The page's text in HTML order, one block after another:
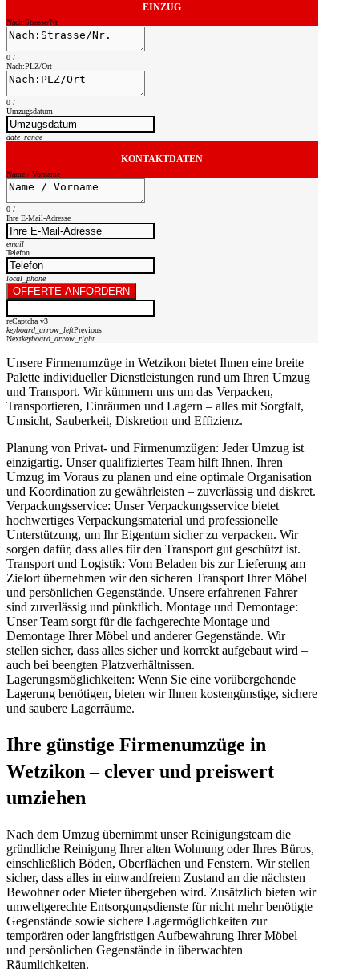
EINZUG
Nach:Strasse/Nr.
0 /
Nach:PLZ/Ort
0 /
Umzugsdatum
date_range
KONTAKTDATEN
Name / Vorname
0 /
Ihre E-Mail-Adresse
email
Telefon
local_phone
OFFERTE ANFORDERN
reCaptcha v3
keyboard_arrow_leftPrevious
Nextkeyboard_arrow_right
Unsere Firmenumzüge in Wetzikon bietet Ihnen eine breite
Palette individueller Dienstleistungen rund um Ihren Umzug
und Transport. Wir kümmern uns um das Verpacken,
Transportieren, Einräumen und Lagern – alles mit Sorgfalt,
Umsicht, Sauberkeit, Diskretion und Effizienz.
Planung von Privat- und Firmenumzügen: Jeder Umzug ist
einzigartig. Unser qualifiziertes Team hilft Ihnen, Ihren
Umzug im Voraus zu planen und eine optimale Organisation
und Koordination zu gewährleisten – zuverlässig und diskret.
Verpackungsservice: Unser Verpackungsservice bietet
hochwertiges Verpackungsmaterial und professionelle
Unterstützung, um Ihr Eigentum sicher zu verpacken. Wir
sorgen dafür, dass alles für den Transport gut geschützt ist.
Transport und Logistik: Vom Beladen bis zur Lieferung am
Zielort übernehmen wir den sicheren Transport Ihrer Möbel
und persönlichen Gegenstände. Unsere erfahrenen Fahrer
sind zuverlässig und pünktlich. Montage und Demontage:
Unser Team sorgt für die fachgerechte Montage und
Demontage Ihrer Möbel und anderer Gegenstände. Wir
stellen sicher, dass alles sicher und korrekt aufgebaut wird –
auch bei beengten Platzverhältnissen.
Lagerungsmöglichkeiten: Wenn Sie eine vorübergehende
Lagerung benötigen, bieten wir Ihnen kostengünstige, sichere
und saubere Lagerräume.
Ihre günstige Firmenumzüge in
Wetzikon – clever und preiswert
umziehen
Nach dem Umzug übernimmt unser Reinigungsteam die
gründliche Reinigung Ihrer alten Wohnung oder Ihres Büros,
einschließlich Böden, Oberflächen und Fenstern. Wir stellen
sicher, dass alles in einwandfreiem Zustand an die nächsten
Bewohner oder Mieter übergeben wird. Zusätzlich bieten wir
umweltgerechte Entsorgungsdienste für nicht mehr benötigte
Gegenstände sowie sichere Lagermöglichkeiten zur
temporären oder langfristigen Aufbewahrung Ihrer Möbel
und persönlichen Gegenstände in überwachten
Räumlichkeiten.